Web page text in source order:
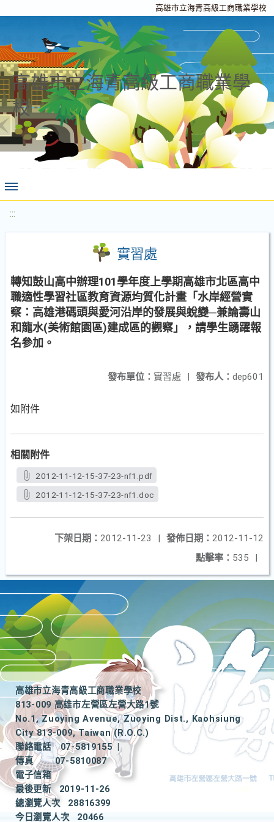
高雄市立海青高級工商職業學校
高雄市立海青高級工商職業學
校
:::
實習處
轉知鼓山高中辦理101學年度上學期高雄市北區高中
職適性學習社區教育資源均質化計畫「水岸經營實
察：高雄港碼頭與愛河沿岸的發展與蛻變─兼論壽山
和龍水(美術館園區)建成區的觀察」，請學生踴躍報
名參加。
發布人： dep601
發布單位： 實習處 |
如附件
相關附件
2012-11-12-15-37-23-nf1.pdf
2012-11-12-15-37-23-nf1.doc
發佈日期： 2012-11-12
下架日期： 2012-11-23
|
點擊率： 535 |
高雄市立海青高級工商職業學校
813-009 高雄市左營區左營大路1號
No.1, Zuoying Avenue, Zuoying Dist., Kaohsiung
City 813-009, Taiwan (R.O.C.)
聯絡電話
07-5819155
|
傳真
07-5810087
電子信箱
最後更新
2019-11-26
總瀏覽人次
28816399
今日瀏覽人次
20466